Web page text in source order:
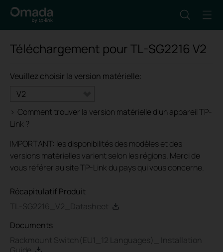
Téléchargement pourTL-SG2216 V2
Veuillez choisir la version matérielle:
V2
> Comment trouver la version matérielle d'un appareil TP-
Link ?
IMPORTANT: les disponibilités des modèles et des
versions matérielles varient selon les régions. Merci de
vous référer au site TP-Link du pays qui vous concerne.
Récapitulatif Produit
TL-SG2216_V2_Datasheet
Documents
Rackmount Switch(EU1_12 Languages)_ Installation